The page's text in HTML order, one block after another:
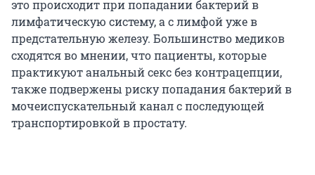
это происходит при попадании бактерий в
лимфатическую систему, а с лимфой уже в
предстательную железу. Большинство медиков
сходятся во мнении, что пациенты, которые
практикуют анальный секс без контрацепции,
также подвержены риску попадания бактерий в
мочеиспускательный канал с последующей
транспортировкой в простату.